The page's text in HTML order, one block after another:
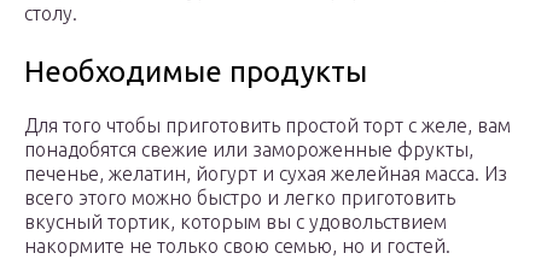
столу.
Необходимые продукты
Для того чтобы приготовить простой торт с желе, вам
понадобятся свежие или замороженные фрукты,
печенье, желатин, йогурт и сухая желейная масса. Из
всего этого можно быстро и легко приготовить
вкусный тортик, которым вы с удовольствием
накормите не только свою семью, но и гостей.